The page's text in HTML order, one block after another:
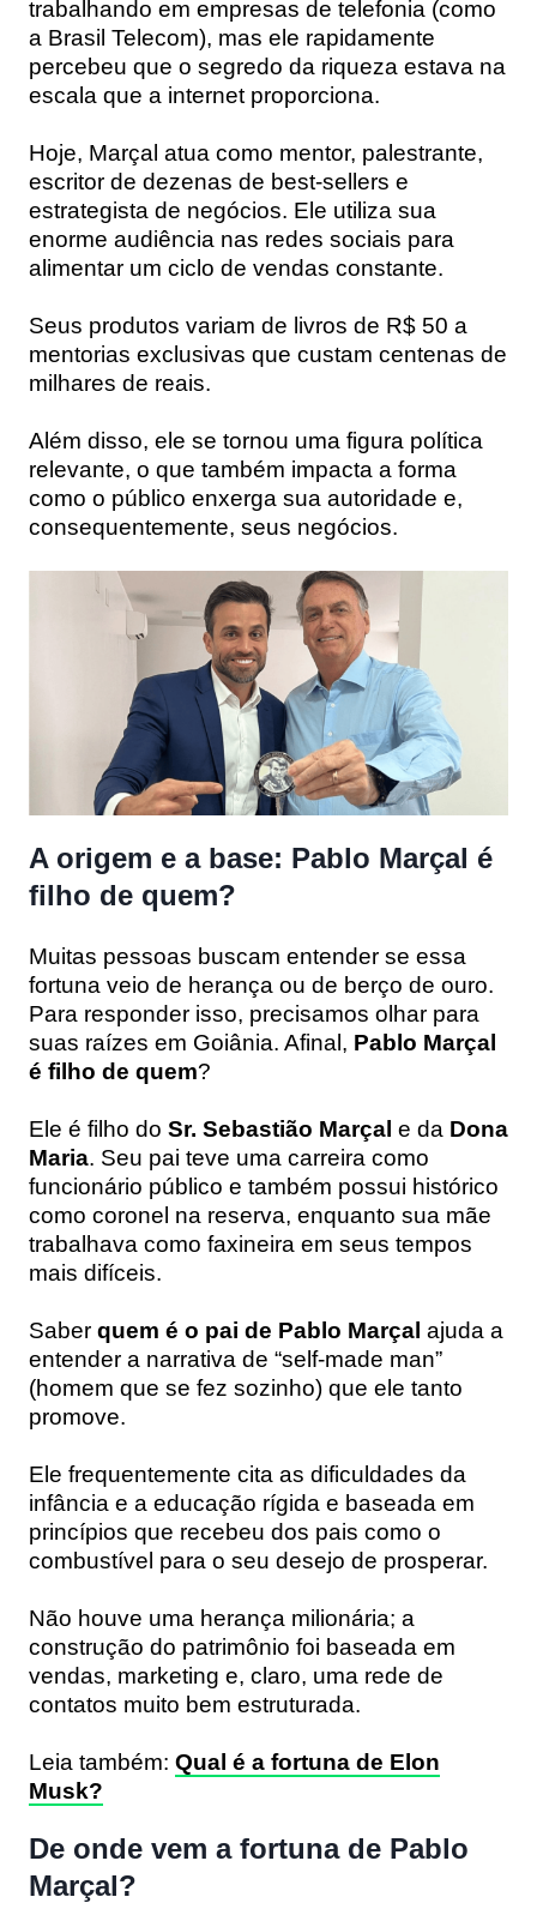
trabalhando em empresas de telefonia (como
a Brasil Telecom), mas ele rapidamente
percebeu que o segredo da riqueza estava na
escala que a internet proporciona.
Hoje, Marçal atua como mentor, palestrante,
escritor de dezenas de best-sellers e
estrategista de negócios. Ele utiliza sua
enorme audiência nas redes sociais para
alimentar um ciclo de vendas constante.
Seus produtos variam de livros de R$ 50 a
mentorias exclusivas que custam centenas de
milhares de reais.
Além disso, ele se tornou uma figura política
relevante, o que também impacta a forma
como o público enxerga sua autoridade e,
consequentemente, seus negócios.
A origem e a base: Pablo Marçal é
filho de quem?
Muitas pessoas buscam entender se essa
fortuna veio de herança ou de berço de ouro.
Para responder isso, precisamos olhar para
suas raízes em Goiânia. Afinal, Pablo Marçal
é filho de quem?
Ele é filho do Sr. Sebastião Marçal e da Dona
Maria. Seu pai teve uma carreira como
funcionário público e também possui histórico
como coronel na reserva, enquanto sua mãe
trabalhava como faxineira em seus tempos
mais difíceis.
Saber quem é o pai de Pablo Marçal ajuda a
entender a narrativa de “self-made man”
(homem que se fez sozinho) que ele tanto
promove.
Ele frequentemente cita as dificuldades da
infância e a educação rígida e baseada em
princípios que recebeu dos pais como o
combustível para o seu desejo de prosperar.
Não houve uma herança milionária; a
construção do patrimônio foi baseada em
vendas, marketing e, claro, uma rede de
contatos muito bem estruturada.
Leia também: Qual é a fortuna de Elon
Musk?
De onde vem a fortuna de Pablo
Marçal?